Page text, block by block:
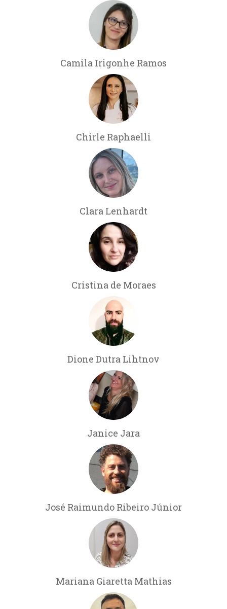
Camila Irigonhe Ramos
Chirle Raphaelli
Clara Lenhardt
Cristina de Moraes
Dione Dutra Lihtnov
Janice Jara
José Raimundo Ribeiro Júnior
Mariana Giaretta Mathias